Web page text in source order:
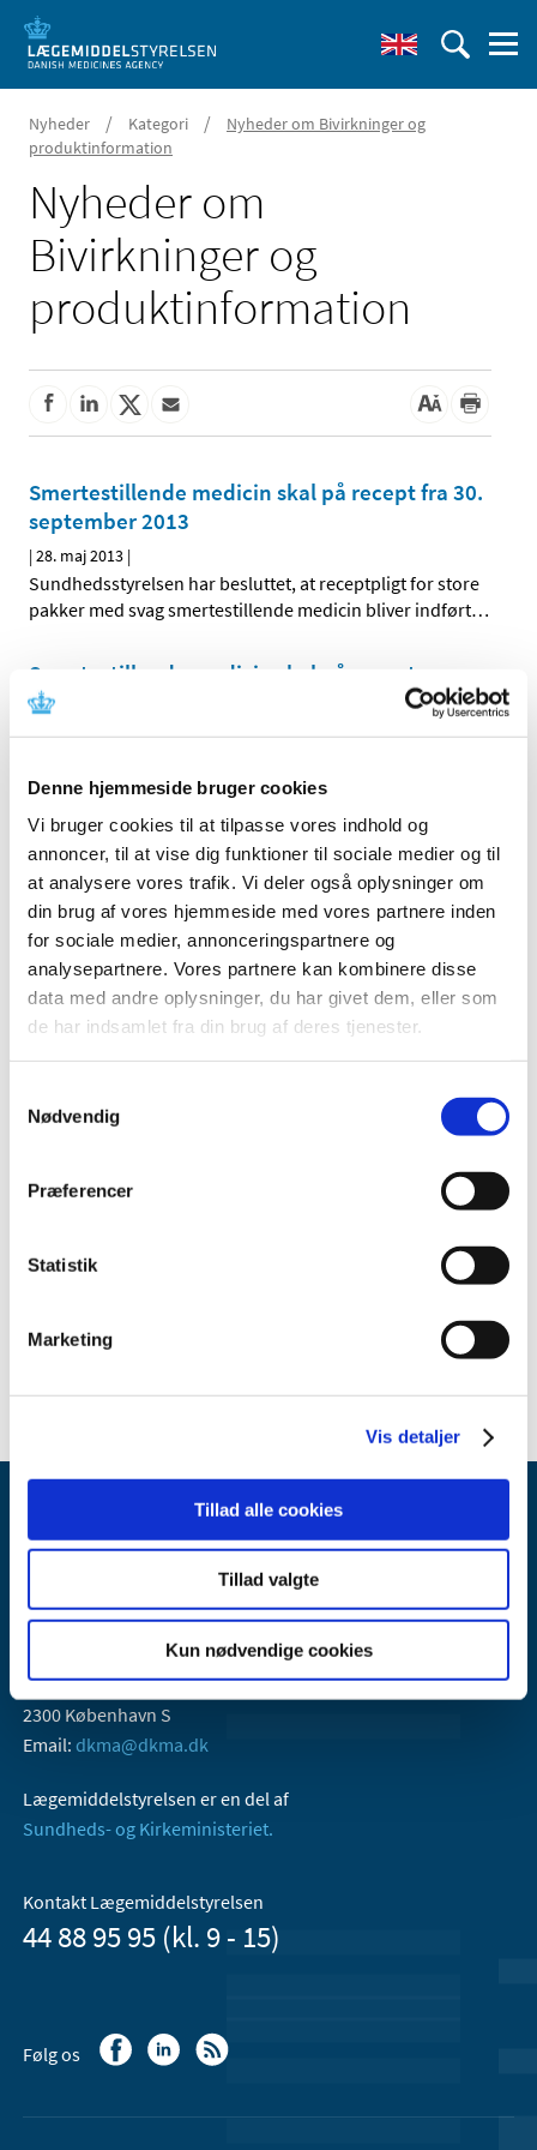
Denne hjemmeside bruger cookies
Vi bruger cookies til at tilpasse vores indhold og
annoncer, til at vise dig funktioner til sociale medier og til
at analysere vores trafik. Vi deler også oplysninger om
din brug af vores hjemmeside med vores partnere inden
for sociale medier, annonceringspartnere og
analysepartnere. Vores partnere kan kombinere disse
data med andre oplysninger, du har givet dem, eller som
de har indsamlet fra din brug af deres tjenester.
Nødvendig
Præferencer
Statistik
Marketing
Vis detaljer
Tillad alle cookies
Tillad valgte
Kun nødvendige cookies
Nyheder / Kategori /
Nyheder om Bivirkninger og
produktinformation
Nyheder om
Bivirkninger og
produktinformation
Smertestillende medicin skal på recept fra 30.
september 2013
|28. maj 2013 |
Sundhedsstyrelsen har besluttet, at receptpligt for store
pakker med svag smertestillende medicin bliver indført…
Smertestillende medicin skal på recept
|5. april 2013
Fremover kan man kun købe store pakker med svag
Alle (162)
TID
2026 (5)
2024 (11)
2023 (7)
2022 (2)
2020 (32)
2018 (25)
2016 (19)
april (1)
Lægemiddelstyrelsen
Axel Heides Gade 1
2300 København S
Email: dkma@dkma.dk
Lægemiddelstyrelsen er en del af
Sundheds- og Kirkeministeriet.
Kontakt Lægemiddelstyrelsen
44 88 95 95 (kl. 9 - 15)
Følg os